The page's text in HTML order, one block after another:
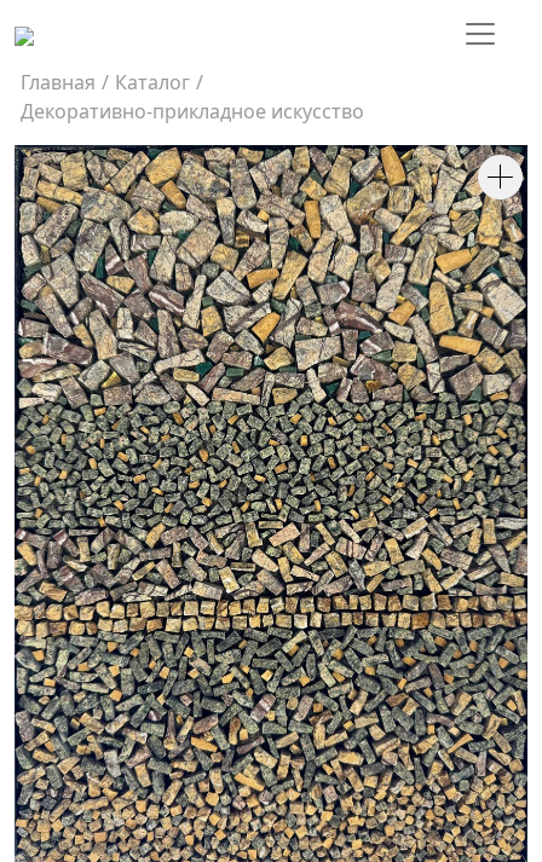
Главная / Каталог /
Декоративно-прикладное искусство